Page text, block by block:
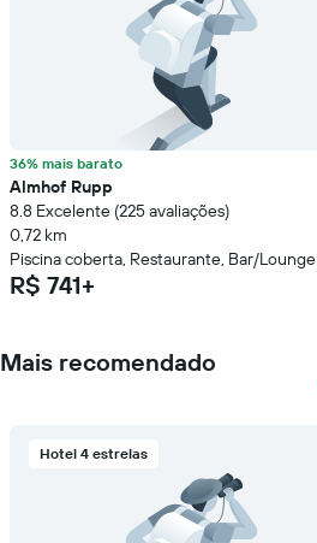
36% mais barato
Almhof Rupp
8.8 Excelente (225 avaliações)
0,72 km
Piscina coberta, Restaurante, Bar/Lounge
R$ 741+
Mais recomendado
Hotel 4 estrelas